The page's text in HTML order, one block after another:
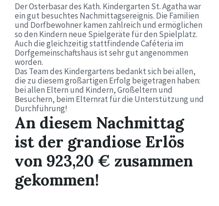
Der Osterbasar des Kath. Kindergarten St. Agatha war
ein gut besuchtes Nachmittagsereignis. Die Familien
und Dorfbewohner kamen zahlreich und ermöglichen
so den Kindern neue Spielgeräte für den Spielplatz.
Auch die gleichzeitig stattfindende Caféteria im
Dorfgemeinschaftshaus ist sehr gut angenommen
worden.
Das Team des Kindergartens bedankt sich bei allen,
die zu diesem großartigen Erfolg beigetragen haben:
bei allen Eltern und Kindern, Großeltern und
Besuchern, beim Elternrat für die Unterstützung und
Durchführung!
An diesem Nachmittag
ist der grandiose Erlös
von 923,20 € zusammen
gekommen!